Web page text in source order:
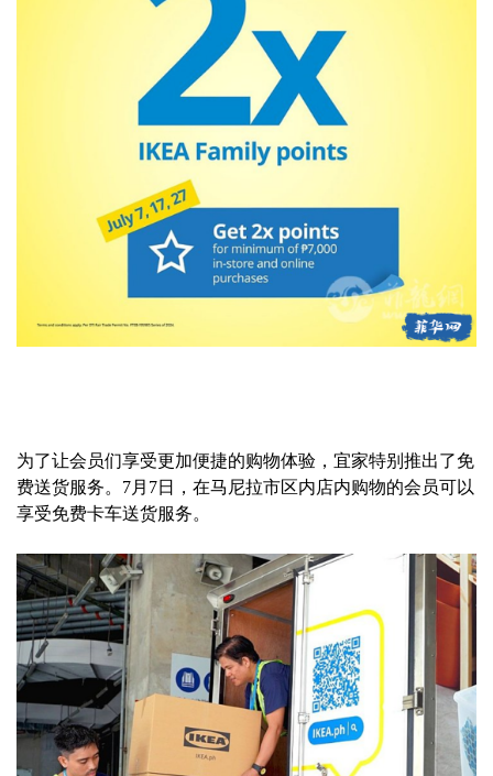
为了让会员们享受更加便捷的购物体验，宜家特别推出了免
费送货服务。7月7日，在马尼拉市区内店内购物的会员可以
享受免费卡车送货服务。